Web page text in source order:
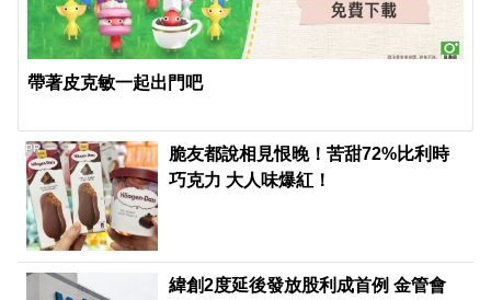
帶著皮克敏一起出門吧
脆友都說相見恨晚！苦甜72%比利時
巧克力 大人味爆紅！
PR
緯創2度延後發放股利成首例 金管會